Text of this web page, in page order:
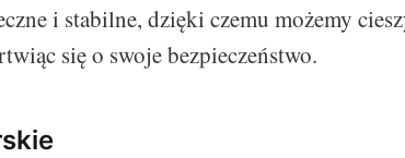
i stabilne, dzięki czemu możemy
się o swoje bezpieczeństwo.